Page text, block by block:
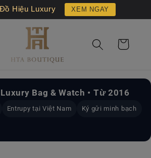
Hiệu Luxury XEM NGAY
Giỏ
hàng
Bag & Watch • Từ 2016
Entrupy tại Việt Nam Ký gửi minh bạch